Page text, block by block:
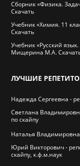
Сборник «Физика.
Скачать
Учебник «Химия. 11
Скачать
Учебник «Русский
Мищерина М.А.
ЛУЧШИЕ
Надежда Сергеевна -
Cветлана
по скайпу
Наталья
Юрий Викторович -
скайпу, к.ф.м.наук